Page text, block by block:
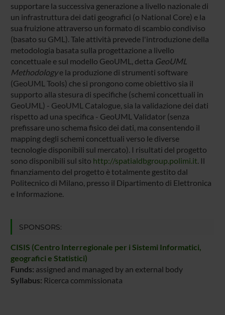
supportare la successiva generazione a livello nazionale di
un infrastruttura dei dati geografici (o National Core) e la
sua fruizione attraverso un formato di scambio condiviso
(basato su GML). Tale attività prevede l'introduzione della
metodologia basata sulla progettazione a livello
concettuale e sul modello GeoUML, detta GeoUML
Methodologye la produzione di strumenti software
(GeoUML Tools) che si prongono come obiettivo sia il
supporto alla stesura di specifiche (schemi concettuali in
GeoUML) - GeoUML Catalogue, sia la validazione dei dati
rispetto ad una specifica - GeoUML Validator (senza
prefissare uno schema fisico dei dati, ma consentendo il
mapping degli schemi concettuali verso le diverse
tecnologie disponibili sul mercato). I risultati del progetto
sono disponibili sul sito http://spatialdbgroup.polimi.it. Il
finanziamento del progetto è totalmente gestito dal
Politecnico di Milano, presso il Dipartimento di Elettronica
e Informazione.
SPONSORS:
CISIS (Centro Interregionale per i Sistemi Informatici,
geografici e Statistici)
Funds: assigned and managed by an external body
Syllabus: Ricerca commissionata